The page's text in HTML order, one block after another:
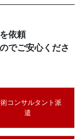
依頼
でご安心くださ
コンサルタント派
遣